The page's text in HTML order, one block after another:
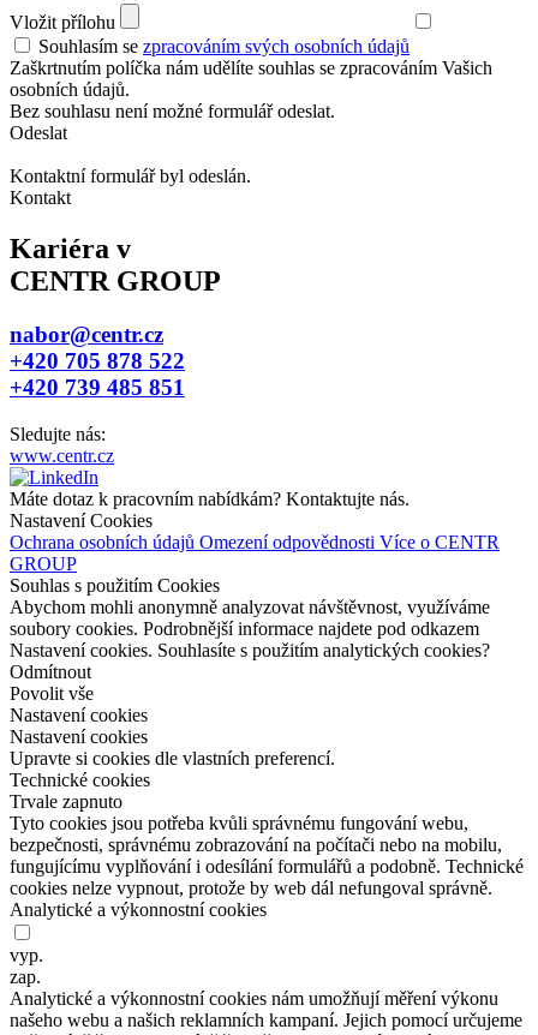
Vložit přílohu
Souhlasím se zpracováním svých osobních údajů
Zaškrtnutím políčka nám udělíte souhlas se zpracováním Vašich
osobních údajů.
Bez souhlasu není možné formulář odeslat.
Odeslat
Kontaktní formulář byl odeslán.
Kontakt
Kariéra v
CENTR GROUP
nabor@centr.cz
+420 705 878 522
+420 739 485 851
Sledujte nás:
www.centr.cz
Máte dotaz k pracovním nabídkám? Kontaktujte nás.
Nastavení Cookies
Ochrana osobních údajů Omezení odpovědnosti Více o CENTR
GROUP
Souhlas s použitím Cookies
Abychom mohli anonymně analyzovat návštěvnost, využíváme
soubory cookies. Podrobnější informace najdete pod odkazem
Nastavení cookies. Souhlasíte s použitím analytických cookies?
Odmítnout
Povolit vše
Nastavení cookies
Nastavení cookies
Upravte si cookies dle vlastních preferencí.
Technické cookies
Trvale zapnuto
Tyto cookies jsou potřeba kvůli správnému fungování webu,
bezpečnosti, správnému zobrazování na počítači nebo na mobilu,
fungujícímu vyplňování i odesílání formulářů a podobně. Technické
cookies nelze vypnout, protože by web dál nefungoval správně.
Analytické a výkonnostní cookies
vyp.
zap.
Analytické a výkonnostní cookies nám umožňují měření výkonu
našeho webu a našich reklamních kampaní. Jejich pomocí určujeme